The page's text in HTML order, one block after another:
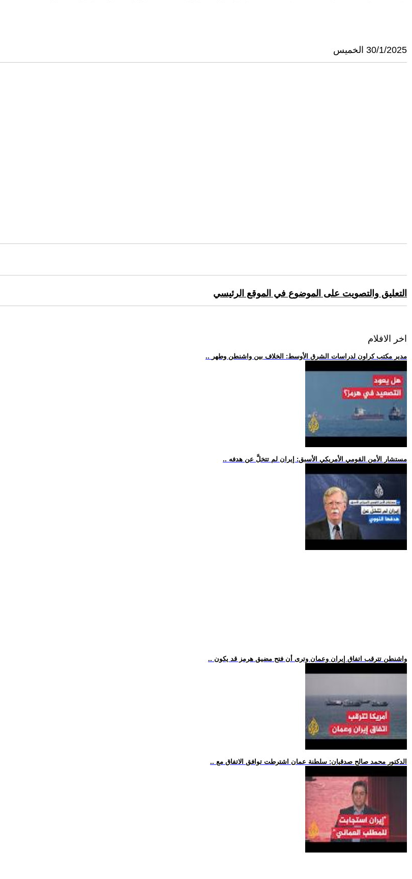
30/1/2025 الخميس
التعليق والتصويت على الموضوع في الموقع الرئيسي
اخر الافلام
.. مدير مكتب كراون لدراسات الشرق الأوسط: الخلاف بين واشنطن وطهر
.. مستشار الأمن القومي الأمريكي الأسبق: إيران لم تتخلَّ عن هدفه
.. واشنطن تترقب اتفاق إيران وعمان وترى أن فتح مضيق هرمز قد يكون
.. الدكتور محمد صالح صدقيان: سلطنة عمان اشترطت توافق الاتفاق مع